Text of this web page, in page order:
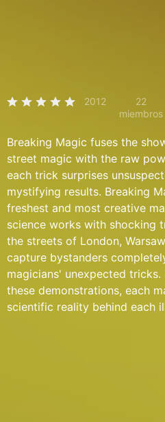
2012
22
miembros
Breaking Magic fuses the
street magic with the raw
each trick surprises
mystifying results. Breaking
freshest and most creative
science works with shocking
the streets of London,
capture bystanders
magicians' unexpected
these demonstrations, each
scientific reality behind each